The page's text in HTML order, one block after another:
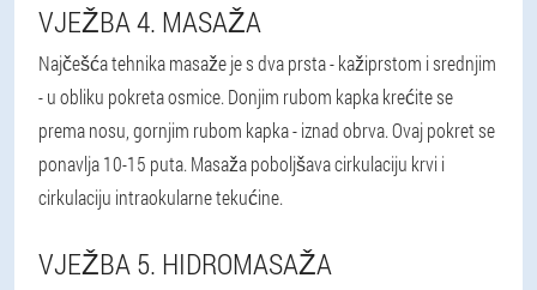
VJEŽBA 4. MASAŽA
Najčešća tehnika masaže je s dva prsta - kažiprstom i srednjim
- u obliku pokreta osmice. Donjim rubom kapka krećite se
prema nosu, gornjim rubom kapka - iznad obrva. Ovaj pokret se
ponavlja 10-15 puta. Masaža poboljšava cirkulaciju krvi i
cirkulaciju intraokularne tekućine.
VJEŽBA 5. HIDROMASAŽA